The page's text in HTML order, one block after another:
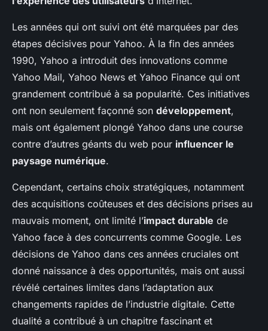
Les années qui ont suivi ont été marquées par des
étapes décisives pour Yahoo. À la fin des années
1990, Yahoo a introduit des innovations comme
Yahoo Mail, Yahoo News et Yahoo Finance qui ont
grandement contribué à sa popularité. Ces initiatives
ont non seulement façonné son développement,
mais ont également plongé Yahoo dans une course
contre d’autres géants du web pour influencer le
paysage numérique.
Cependant, certains choix stratégiques, notamment
des acquisitions coûteuses et des décisions prises au
mauvais moment, ont limité l’impact durable de
Yahoo face à des concurrents comme Google. Les
décisions de Yahoo dans ces années cruciales ont
donné naissance à des opportunités, mais ont aussi
révélé certaines limites dans l’adaptation aux
changements rapides de l’industrie digitale. Cette
dualité a contribué à un chapitre fascinant et